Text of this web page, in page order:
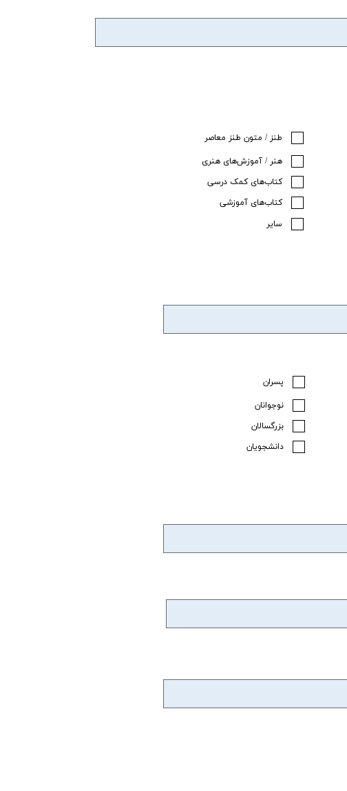
طنز / متون طنز معاصر
هنر / آموزش‌های هنری
کتاب‌های کمک درسی
کتاب‌های آموزشی
سایر
پسران
نوجوانان
بزرگسالان
دانشجویان